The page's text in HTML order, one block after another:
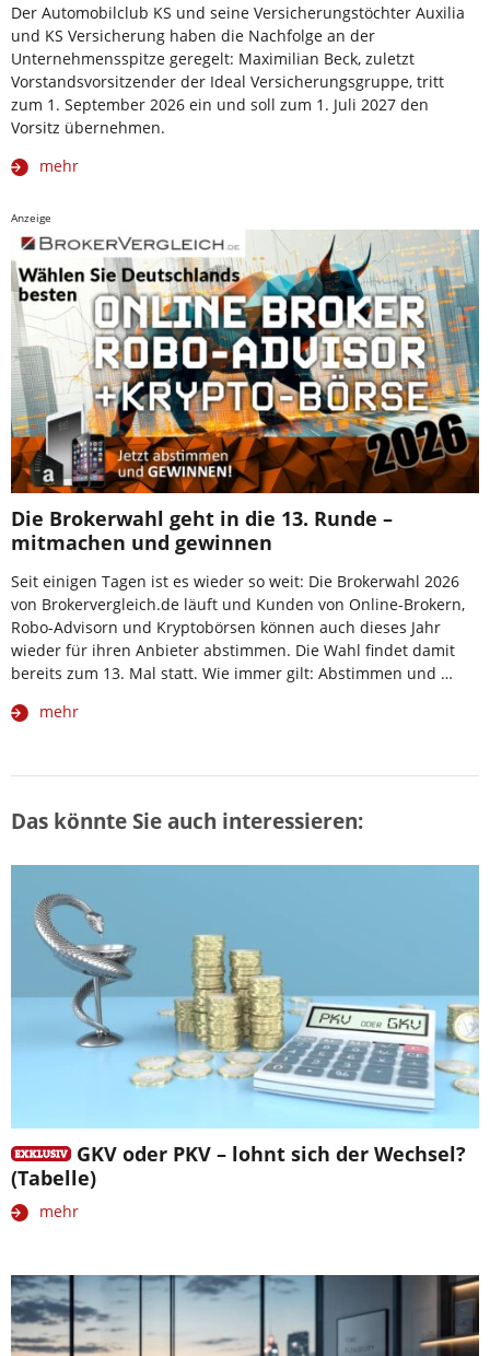
Der Automobilclub KS und seine Versicherungstöchter Auxilia
und KS Versicherung haben die Nachfolge an der
Unternehmensspitze geregelt: Maximilian Beck, zuletzt
Vorstandsvorsitzender der Ideal Versicherungsgruppe, tritt
zum 1. September 2026 ein und soll zum 1. Juli 2027 den
Vorsitz übernehmen.
mehr
Anzeige
Die Brokerwahl geht in die 13. Runde –
mitmachen und gewinnen
Seit einigen Tagen ist es wieder so weit: Die Brokerwahl 2026
von Brokervergleich.de läuft und Kunden von Online-Brokern,
Robo-Advisorn und Kryptobörsen können auch dieses Jahr
wieder für ihren Anbieter abstimmen. Die Wahl findet damit
bereits zum 13. Mal statt. Wie immer gilt: Abstimmen und …
mehr
Das könnte Sie auch interessieren:
GKV oder PKV – lohnt sich der Wechsel?
(Tabelle)
mehr